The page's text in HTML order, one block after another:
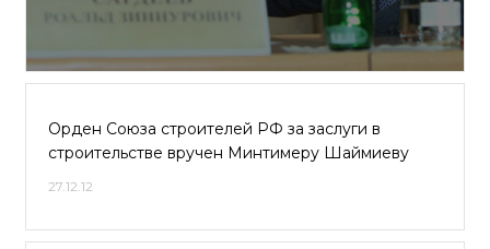
Орден Союза строителей РФ за заслуги в
строительстве вручен Минтимеру Шаймиеву
27.12.12